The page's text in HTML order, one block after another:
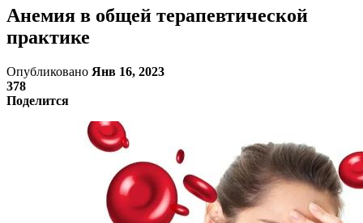
Анемия в общей терапевтической
практике
Опубликовано Янв 16, 2023
378
Поделится